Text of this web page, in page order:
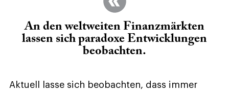
An den weltweiten Finanzmärkten
lassen sich paradoxe Entwicklungen
beobachten.
Aktuell lasse sich beobachten, dass immer